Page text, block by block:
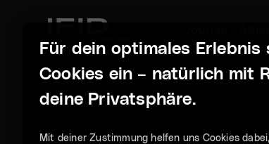
Für dein optimales Erlebnis
Cookies ein – natürlich mit
deine Privatsphäre.
Mit deiner Zustimmung helfen uns Cookies